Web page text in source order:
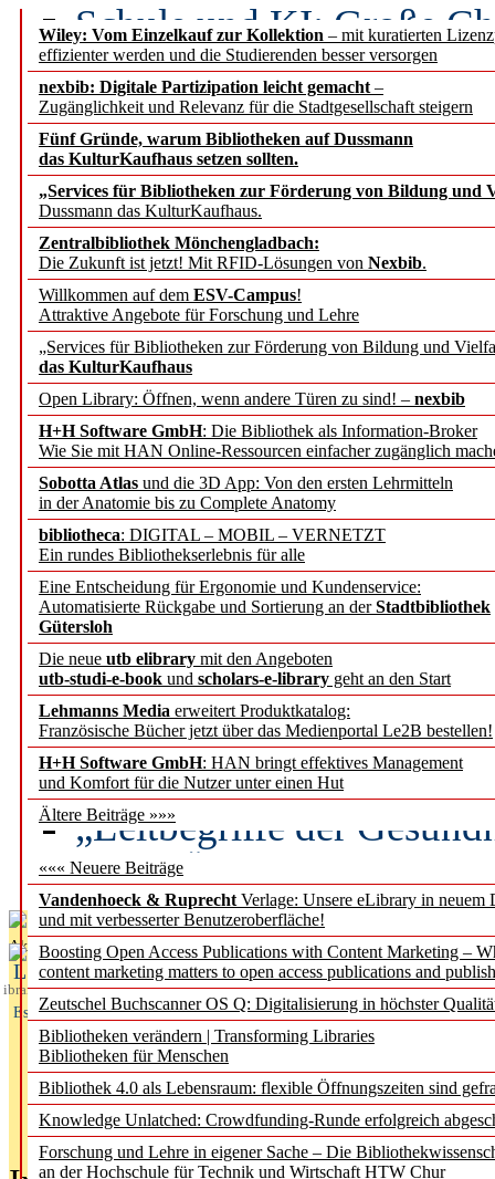
Wiley: Vom Einzelkauf zur Kollektion – mit kuratierten
effizienter werden und die Studierenden besser versorgen
nexbib: Digitale Partizipation leicht gemacht –
Zugänglichkeit und Relevanz für die Stadtgesellschaft steigern
Fünf Gründe, warum Bibliotheken auf Dussmann
das KulturKaufhaus setzen sollten.
„Services für Bibliotheken zur Förderung von Bildung und
Dussmann das KulturKaufhaus.
Zentralbibliothek Mönchengladbach:
Die Zukunft ist jetzt! Mit RFID-Lösungen von Nexbib.
Willkommen auf dem ESV-Campus!
Attraktive Angebote für Forschung und Lehre
„Services für Bibliotheken zur Förderung von Bildung und
das KulturKaufhaus
Open Library: Öffnen, wenn andere Türen zu sind! – nexbib
H+H Software GmbH: Die Bibliothek als Information-Broker
Wie Sie mit HAN Online-Ressourcen einfacher zugänglich
Sobotta Atlas und die 3D App: Von den ersten Lehrmitteln
in der Anatomie bis zu Complete Anatomy
bibliotheca: DIGITAL – MOBIL – VERNETZT
Ein rundes Bibliothekserlebnis für alle
Eine Entscheidung für Ergonomie und Kundenservice:
Automatisierte Rückgabe und Sortierung an derStadtbibliothek
Gütersloh
Die neue utb elibrary mit den Angeboten
utb-studi-e-book und scholars-e-library geht an den Start
Lehmanns Media erweitert Produktkatalog:
Französische Bücher jetzt über das Medienportal Le2B bestellen!
H+H Software GmbH: HAN bringt effektives Management
und Komfort für die Nutzer unter einen Hut
Ältere Beiträge »»»
««« Neuere Beiträge
Vandenhoeck & Ruprecht Verlage: Unsere eLibrary in neuem
und mit verbesserter Benutzeroberfläche!
Boosting Open Access Publications with Content Marketing –
content marketing matters to open access publications and
Zeutschel Buchscanner OS Q: Digitalisierung in höchster
Bibliotheken verändern | Transforming Libraries
Bibliotheken für Menschen
Bibliothek 4.0 als Lebensraum: flexible Öffnungszeiten sind
Knowledge Unlatched: Crowdfunding-Runde erfolgreich
Forschung und Lehre in eigener Sache – Die
an der Hochschule für Technik und Wirtschaft HTW Chur
Schule und KI: Große
Voraussetzungen
Erfolgreiches erstes
Segment Research –
angepasst
konstruktiv!
Mohr Siebeck
und die Zeitschrift für
Francke Attempto
EBSCO Information
Recherchefunktionen in
Sorbisches Institut neu
Geschichte und
Künstliche Intelligenz
besser zu verstehen
„Leitbegriffe der
des BIÖG erscheinen
Aktuelles aus
L
ibrary
Essentials